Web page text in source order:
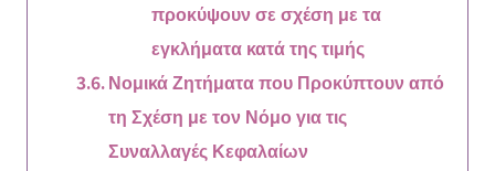
προκύψουν σε σχέση με τα
εγκλήματα κατά της τιμής
Νομικά Ζητήματα που Προκύπτουν από
τη Σχέση με τον Νόμο για τις
Συναλλαγές Κεφαλαίων